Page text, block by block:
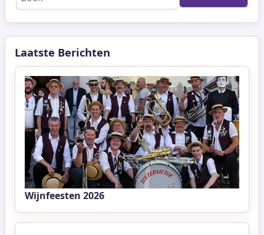
Laatste Berichten
Wijnfeesten 2026